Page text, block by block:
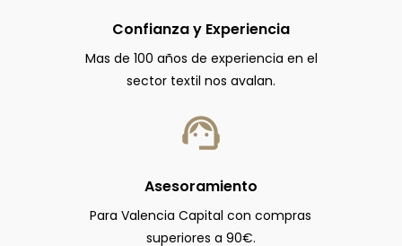
Confianza y Experiencia
Mas de 100 años de experiencia en el
sector textil nos avalan.
Asesoramiento
Para Valencia Capital con compras
superiores a 90€.